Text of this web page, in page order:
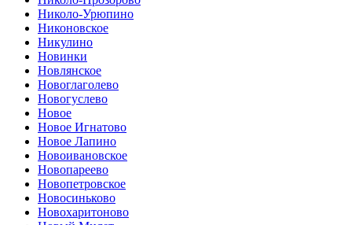
Николо-Урюпино
Никоновское
Никулино
Новинки
Новлянское
Новоглаголево
Новогуслево
Новое
Новое Игнатово
Новое Лапино
Новоивановское
Новопареево
Новопетровское
Новосиньково
Новохаритоново